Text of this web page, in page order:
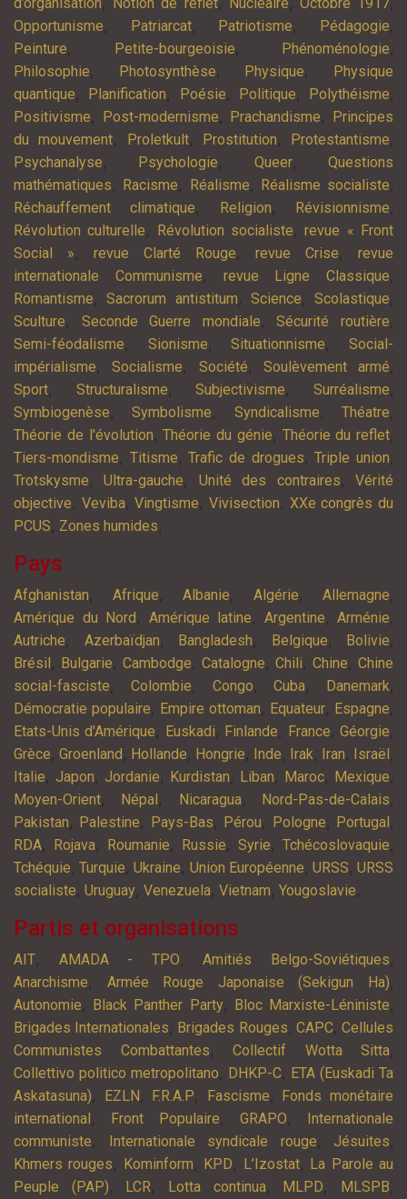
Opportunisme, Patriarcat, Patriotisme, Pédagogie,
Peinture, Petite-bourgeoisie, Phénoménologie,
Philosophie, Photosynthèse, Physique,
Physique
quantique, Planification, Poésie, Politique, Polythéisme,
Positivisme, Post-modernisme, Prachandisme,
Principes
du mouvement, Proletkult, Prostitution, Protestantisme,
Psychanalyse, Psychologie, Queer,Questions
mathématiques, Racisme, Réalisme, Réalisme socialiste,
Réchauffement climatique, Religion, Révisionnisme,
Révolution culturelle, Révolution socialiste,revue « Front
Social », revue Clarté Rouge, revue Crise, revue
internationale Communisme, revue Ligne Classique,
Romantisme,Sacrorum antistitum, Science, Scolastique,
Sculture, Seconde Guerre mondiale,Sécurité routière,
Semi-féodalisme, Sionisme,Situationnisme,Social-
impérialisme,Socialisme, Société, Soulèvement armé,
Sport, Structuralisme,Subjectivisme,Surréalisme,
Symbiogenèse,Symbolisme, Syndicalisme,Théatre,
Théorie de l'évolution,Théorie du génie, Théorie du reflet,
Tiers-mondisme, Titisme,Trafic de drogues,Triple union,
Trotskysme,Ultra-gauche, Unité des contraires,Vérité
objective, Veviba,Vingtisme,Vivisection, XXe congrès du
PCUS, Zones humides,
Pays
Afghanistan, Afrique, Albanie, Algérie, Allemagne,
Amérique du Nord , Amérique latine, Argentine, Arménie,
Autriche, Azerbaïdjan, Bangladesh, Belgique, Bolivie,
Brésil , Bulgarie, Cambodge, Catalogne, Chili, Chine, Chine
social-fasciste, Colombie, Congo,Cuba, Danemark,
Démocratie populaire, Empire ottoman, Equateur, Espagne,
Etats-Unis d'Amérique, Euskadi, Finlande, France,Géorgie,
Grèce, Groenland , Hollande, Hongrie, Inde, Irak, Iran, Israël ,
Italie, Japon, Jordanie, Kurdistan, Liban, Maroc, Mexique,
Moyen-Orient, Népal , Nicaragua, Nord-Pas-de-Calais,
Pakistan, Palestine, Pays-Bas, Pérou, Pologne, Portugal ,
RDA, Rojava, Roumanie, Russie, Syrie, Tchécoslovaquie,
Tchéquie,Turquie,Ukraine, Union Européenne, URSS,URSS
socialiste, Uruguay, Venezuela, Vietnam, Yougoslavie,
Partis et organisations
AIT, AMADA - TPO,Amitiés Belgo-Soviétiques,
Anarchisme, Armée Rouge Japonaise (Sekigun Ha),
Autonomie, Black Panther Party, Bloc Marxiste-Léniniste,
Brigades Internationales, Brigades Rouges, CAPC,Cellules
Communistes Combattantes, Collectif Wotta Sitta,
Collettivo politico metropolitano, DHKP-C, ETA (Euskadi Ta
Askatasuna), EZLN , F.R.A.P, Fascisme,
Fonds monétaire
international , Front Populaire, GRAPO,
Internationale
communiste, Internationale syndicale rouge, Jésuites,
Khmers rouges, Kominform, KPD, L’Izostat, La Parole au
Peuple (PAP), LCR, Lotta continua, MLPD, MLSPB,